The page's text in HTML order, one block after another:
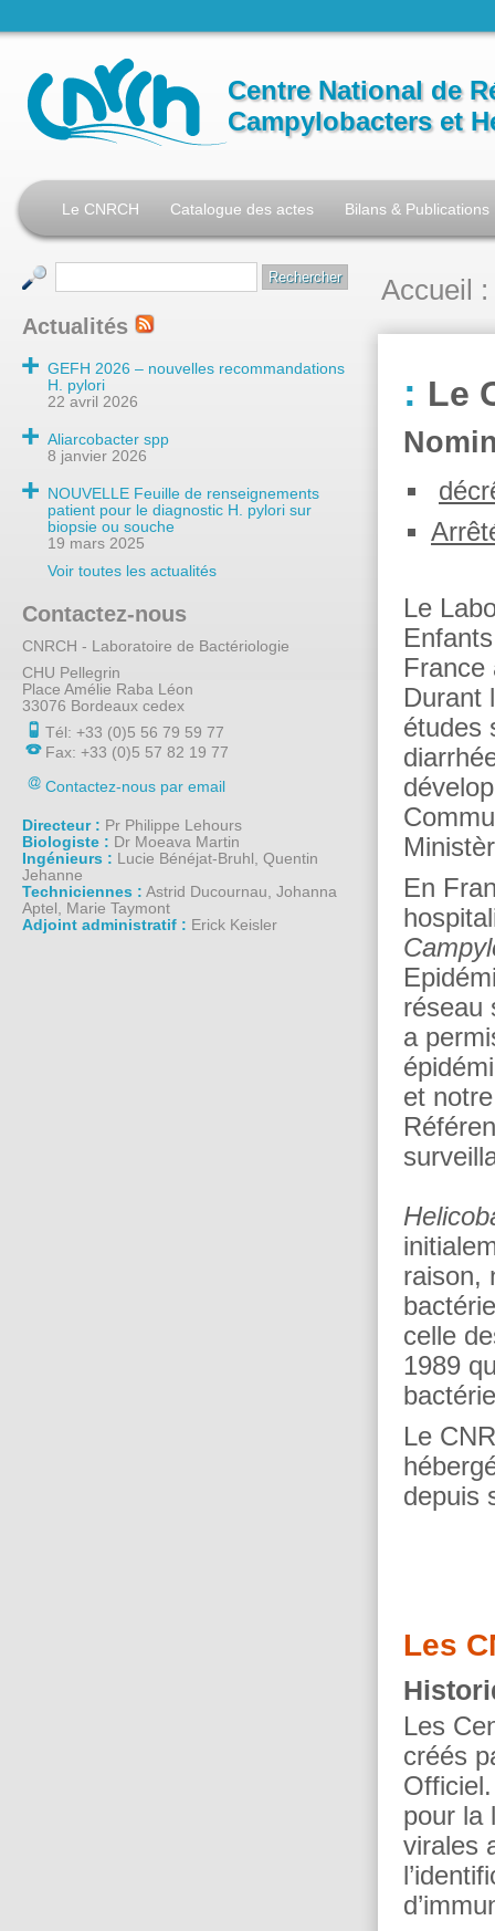
Centre National de
Campylobacters et
Le CNRCH Catalogue des actes Bilans & Publications
Accueil :
Le
Le
France
Durant
études
En
réseau
a
et
raison,
celle
1989
Le
depuis
Les
Les
créés
pour la
virales
Actualités
GEFH 2026 – nouvelles recommandations
H. pylori
22 avril 2026
Aliarcobacter spp
8 janvier 2026
NOUVELLE Feuille de renseignements
patient pour le diagnostic H. pylori sur
biopsie ou souche
19 mars 2025
Voir toutes les actualités
Contactez-nous
CNRCH - Laboratoire de Bactériologie
CHU Pellegrin
Place Amélie Raba Léon
33076 Bordeaux cedex
Tél: +33 (0)5 56 79 59 77
Fax: +33 (0)5 57 82 19 77
Contactez-nous par email
Directeur : Pr Philippe Lehours
Biologiste : Dr Moeava Martin
Ingénieurs : Lucie Bénéjat-Bruhl, Quentin
Jehanne
Techniciennes : Astrid Ducournau, Johanna
Aptel, Marie Taymont
Adjoint administratif : Erick Keisler